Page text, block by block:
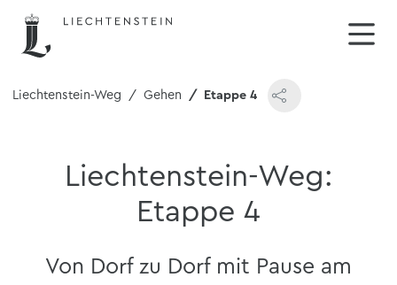
Liechtenstein-Weg Gehen Etappe 4
Liechtenstein-Weg:
Etappe 4
Von Dorf zu Dorf mit Pause am